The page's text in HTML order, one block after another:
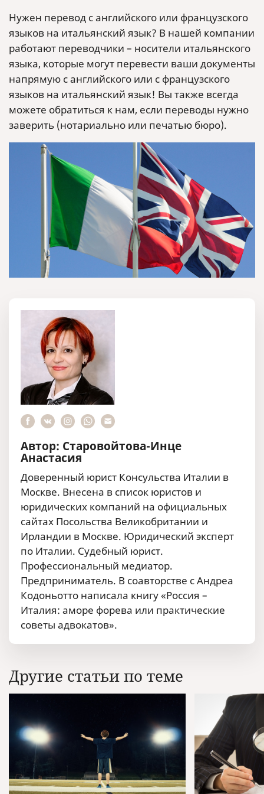
Нужен перевод с английского или французского
языков на итальянский язык? В нашей компании
работают переводчики – носители итальянского
языка, которые могут перевести ваши документы
напрямую с английского или с французского
языков на итальянский язык! Вы также всегда
можете обратиться к нам, если переводы нужно
заверить (нотариально или печатью бюро).
Автор: Старовойтова-Инце
Анастасия
Доверенный юрист Консульства Италии в
Москве. Внесена в список юристов и
юридических компаний на официальных
сайтах Посольства Великобритании и
Ирландии в Москве. Юридический эксперт
по Италии. Судебный юрист.
Профессиональный медиатор.
Предприниматель. В соавторстве с Андреа
Кодоньотто написала книгу «Россия –
Италия: аморе форева или практические
советы адвокатов».
Другие статьи по теме